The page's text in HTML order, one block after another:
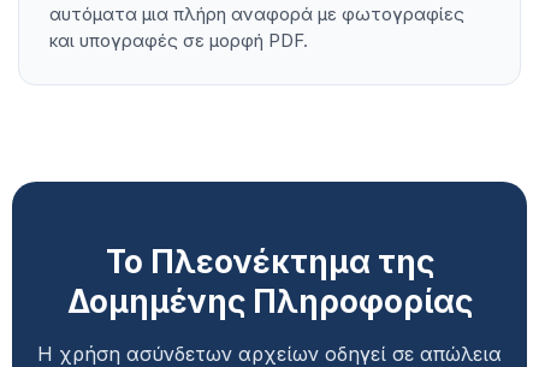
αυτόματα μια πλήρη αναφορά με φωτογραφίες
και υπογραφές σε μορφή PDF.
Το Πλεονέκτημα της
Δομημένης Πληροφορίας
Η χρήση ασύνδετων αρχείων οδηγεί σε απώλεια